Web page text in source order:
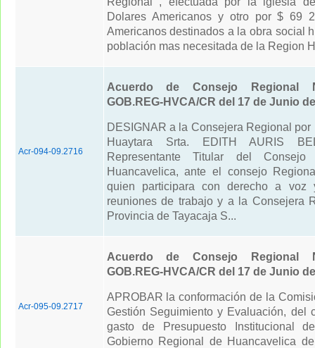
Dolares Americanos y otro por $ 69
Americanos destinados a la obra social
población mas necesitada de la Region
Acr-094-09.2716
Acuerdo de Consejo Regional
GOB.REG-HVCA/CR del 17 de Junio
DESIGNAR a la Consejera Regional
Huaytara Srta. EDITH AURIS
Representante Titular del
Huancavelica, ante el consejo
quien participara con derecho a
reuniones de trabajo y a la Consejera
Provincia de Tayacaja S...
Acr-095-09.2717
Acuerdo de Consejo Regional
GOB.REG-HVCA/CR del 17 de Junio
APROBAR la conformación de la
Gestión Seguimiento y Evaluación, del
gasto de Presupuesto Institucional
Gobierno Regional de Huancavelica